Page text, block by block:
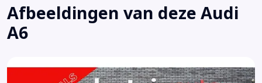
Adaptieve ruitenwissers met geintegreerde
verwarmbare ruitensproeiers (9PF)
Airbag(s) hoofd achter
Afbeeldingen van deze Audi
A6